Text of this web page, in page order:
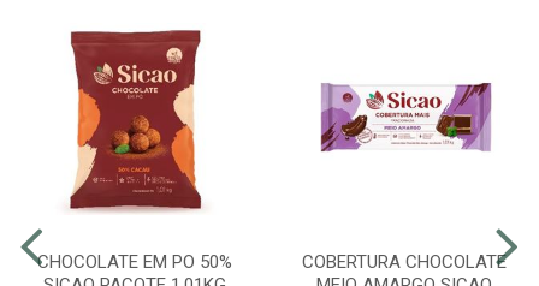
CHOCOLATE EM PO 50%
COBERTURA CHOCOLATE